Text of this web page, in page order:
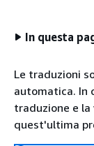
In questa
Le traduzioni
automatica. In
traduzione e la
quest'ultima